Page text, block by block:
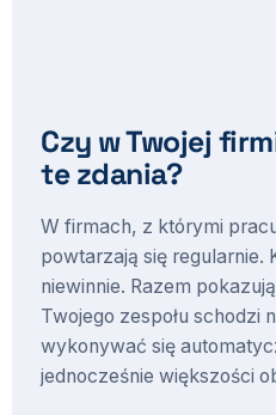
Czy w Twojej
te zdania?
W firmach, z którymi
powtarzają się regularnie.
niewinnie. Razem
Twojego zespołu schodzi
wykonywać się
jednocześnie większości